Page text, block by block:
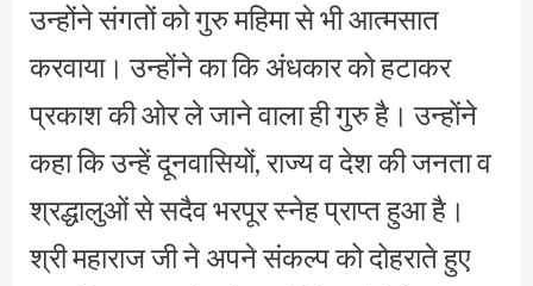
उन्होंने संगतों को गुरु महिमा से भी आत्मसात
करवाया। उन्होंने का कि अंधकार को हटाकर
प्रकाश की ओर ले जाने वाला ही गुरु है। उन्होंने
कहा कि उन्हें दूनवासियों, राज्य व देश की जनता व
श्रद्धालुओं से सदैव भरपूर स्नेह प्राप्त हुआ है।
श्री महाराज जी ने अपने संकल्प को दोहराते हुए